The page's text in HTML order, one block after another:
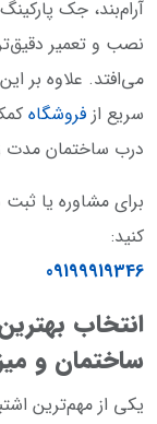
آرام‌بند، جک
نصب و تعمیر
می‌افتد. علاوه بر
سریع از فروشگاه
درب ساختمان مدت
برای مشاوره یا
کنید:
09199919346
انتخاب
ساختمان و
یکی از مهم‌ترین